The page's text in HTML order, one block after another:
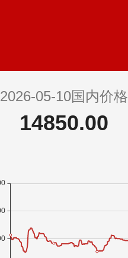
2026-05-10国内价格
14850.00